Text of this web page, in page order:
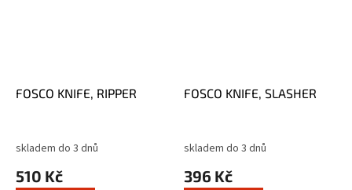
FOSCO KNIFE, RIPPER
skladem do 3 dnů
510 Kč
FOSCO KNIFE, SLASHER
skladem do 3 dnů
396 Kč